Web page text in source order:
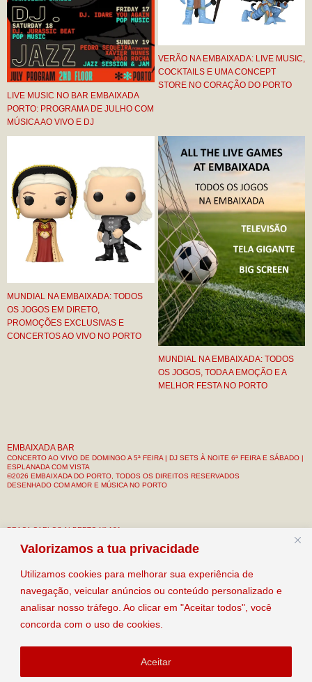
Valorizamos a tua privacidade
Utilizamos cookies para melhorar sua experiência de
navegação, veicular anúncios ou conteúdo personalizado e
analisar nosso tráfego. Ao clicar em "Aceitar todos", você
concorda com o uso de cookies.
Aceitar
LIVE MUSIC NO BAR EMBAIXADA
PORTO: PROGRAMA DE JULHO COM
MÚSICA AO VIVO E DJ
VERÃO NA EMBAIXADA: LIVE MUSIC,
COCKTAILS E UMA CONCEPT
STORE NO CORAÇÃO DO PORTO
MUNDIAL NA EMBAIXADA: TODOS
OS JOGOS EM DIRETO,
PROMOÇÕES EXCLUSIVAS E
CONCERTOS AO VIVO NO PORTO
MUNDIAL NA EMBAIXADA: TODOS
OS JOGOS, TODA A EMOÇÃO E A
MELHOR FESTA NO PORTO
EMBAIXADA BAR
CONCERTO AO VIVO DE DOMINGO A 5ª FEIRA | DJ SETS À NOITE 6ª FEIRA E SÁBADO |
ESPLANADA COM VISTA
©2026 EMBAIXADA DO PORTO, TODOS OS DIREITOS RESERVADOS
DESENHADO COM AMOR E MÚSICA NO PORTO
PRAÇA CARLOS ALBERTO Nº 121
PORTO, PORTUGAL
CONTACTO: +351 912 133 034
EMAIL: INFO@EMBAIXADAPORTO.COM
INSTAGRAM: @EMBAIXADA_BAR